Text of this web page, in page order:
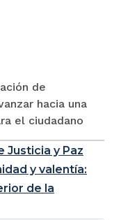
de
hacia una
el ciudadano
Justicia y Paz
y valentía:
de la